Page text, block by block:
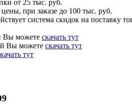
от 25 тыс. руб.
при заказе до 100 тыс. руб.
система скидок на поставку
Вы можете скачать тут
Вы можете скачать тут
тут